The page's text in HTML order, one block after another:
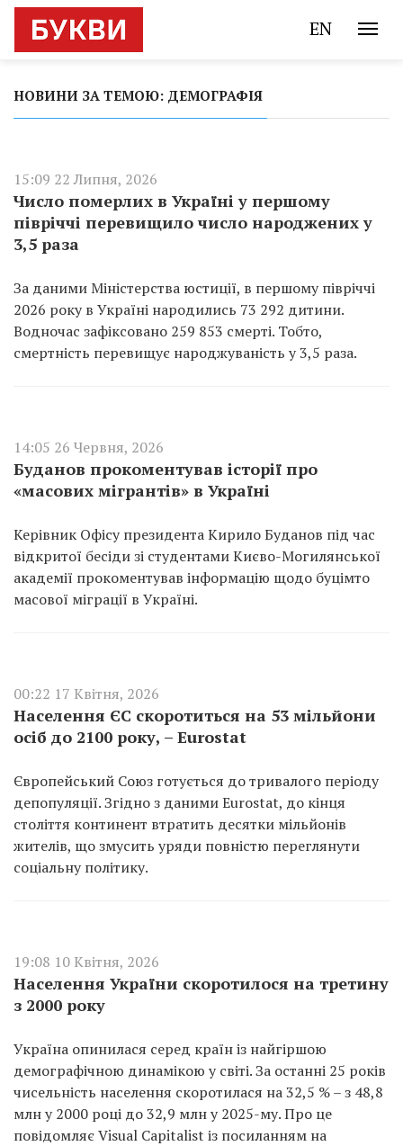
EN
НОВИНИ ЗА ТЕМОЮ: ДЕМОГРАФІЯ
15:09 22 Липня, 2026
Число померлих в Україні у першому
півріччі перевищило число народжених у
3,5 раза
За даними Міністерства юстиції, в першому півріччі
2026 року в Україні народились 73 292 дитини.
Водночас зафіксовано 259 853 смерті. Тобто,
смертність перевищує народжуваність у 3,5 раза.
14:05 26 Червня, 2026
Буданов прокоментував історії про
«масових мігрантів» в Україні
Керівник Офісу президента Кирило Буданов під час
відкритої бесіди зі студентами Києво-Могилянської
академії прокоментував інформацію щодо буцімто
масової міграції в Україні.
00:22 17 Квітня, 2026
Населення ЄС скоротиться на 53 мільйони
осіб до 2100 року, – Eurostat
Європейський Союз готується до тривалого періоду
депопуляції. Згідно з даними Eurostat, до кінця
століття континент втратить десятки мільйонів
жителів, що змусить уряди повністю переглянути
соціальну політику.
19:08 10 Квітня, 2026
Населення України скоротилося на третину
з 2000 року
Україна опинилася серед країн із найгіршою
демографічною динамікою у світі. За останні 25 років
чисельність населення скоротилася на 32,5 % – з 48,8
млн у 2000 році до 32,9 млн у 2025-му. Про це
повідомляє Visual Capitalist із посиланням на